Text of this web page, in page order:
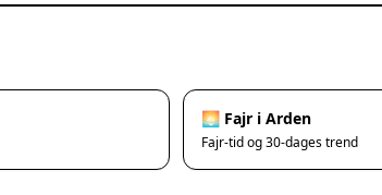
🌅 Fajr i Arden
Fajr-tid og 30-dages trend